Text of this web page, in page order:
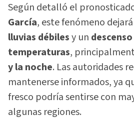
Según detalló el
García, este fenómeno dejará
lluvias débilesy un
temperaturas,
y la noche. Las autoridades
mantenerse informados, ya
fresco podría sentirse con
algunas regiones.